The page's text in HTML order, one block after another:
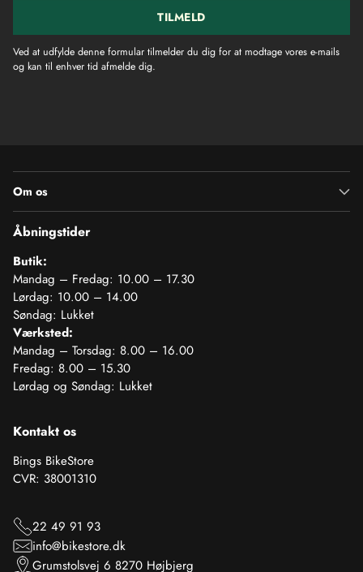
TILMELD
Ved at udfylde denne formular tilmelder du dig for at modtage vores e-mails
og kan til enhver tid afmelde dig.
Om os
Åbningstider
Butik:
Mandag – Fredag: 10.00 – 17.30
Lørdag: 10.00 – 14.00
Søndag: Lukket
Værksted:
Mandag – Torsdag: 8.00 – 16.00
Fredag: 8.00 – 15.30
Lørdag og Søndag: Lukket
Kontakt os
Bings BikeStore
CVR: 38001310
22 49 91 93
info@bikestore.dk
Grumstolsvej 6 8270 Højbjerg